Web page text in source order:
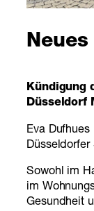
Kündigung
Düsseldorf
Eva
Düsseldorfer
Sowohl im
im
Gesundheit